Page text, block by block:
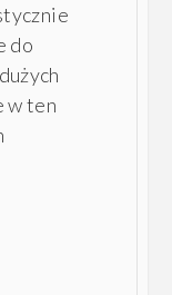
do
w ten